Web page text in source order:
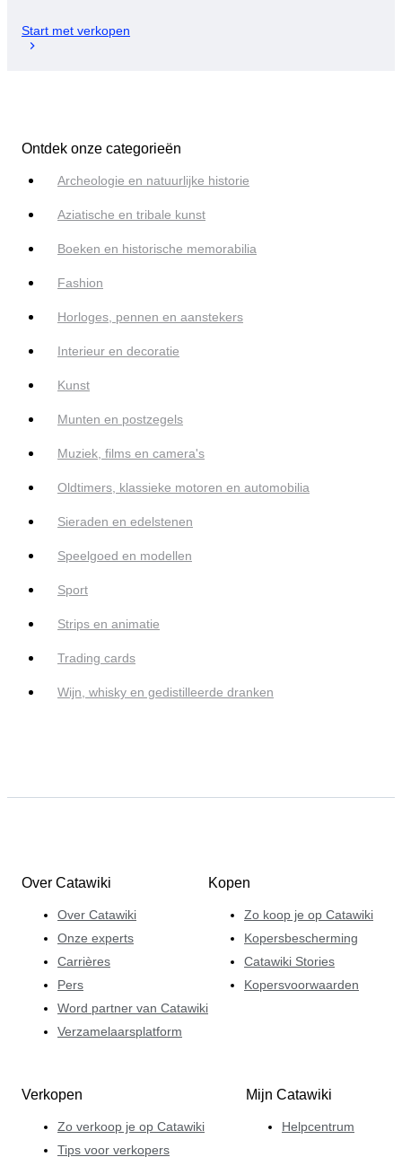
Start met verkopen
Ontdek onze categorieën
Archeologie en natuurlijke historie
Aziatische en tribale kunst
Boeken en historische memorabilia
Fashion
Horloges, pennen en aanstekers
Interieur en decoratie
Kunst
Munten en postzegels
Muziek, films en camera's
Oldtimers, klassieke motoren en automobilia
Sieraden en edelstenen
Speelgoed en modellen
Sport
Strips en animatie
Trading cards
Wijn, whisky en gedistilleerde dranken
Over Catawiki
Over Catawiki
Onze experts
Carrières
Pers
Word partner van Catawiki
Verzamelaarsplatform
Kopen
Zo koop je op Catawiki
Kopersbescherming
Catawiki Stories
Kopersvoorwaarden
Verkopen
Zo verkoop je op Catawiki
Tips voor verkopers
Mijn Catawiki
Helpcentrum